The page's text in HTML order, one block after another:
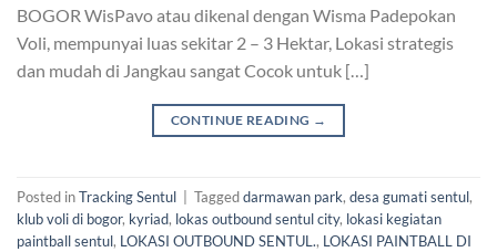
BOGOR WisPavo atau dikenal dengan Wisma Padepokan
Voli, mempunyai luas sekitar 2 – 3 Hektar, Lokasi strategis
dan mudah di Jangkau sangat Cocok untuk […]
CONTINUE READING →
Posted inTracking Sentul Taggeddarmawan park, desa gumati sentul,
klub voli di bogor, kyriad, lokas outbound sentul city, lokasi kegiatan
paintball sentul, LOKASI OUTBOUND SENTUL., LOKASI PAINTBALL DI